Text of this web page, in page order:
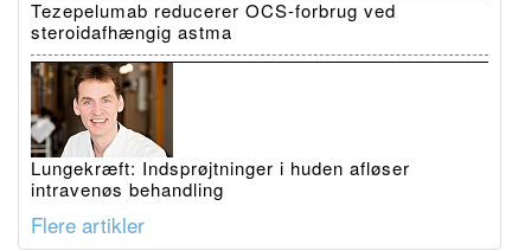
Tezepelumab reducerer OCS-forbrug ved
steroidafhængig astma
Lungekræft: Indsprøjtninger i huden afløser
intravenøs behandling
Flere artikler